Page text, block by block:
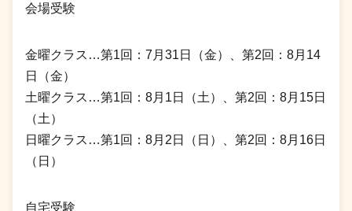
会場受験
金曜クラス…第1回：7月31日（金）、第2回：8月14
日（金）
土曜クラス…第1回：8月1日（土）、第2回：8月15日
（土）
日曜クラス…第1回：8月2日（日）、第2回：8月16日
（日）
自宅受験